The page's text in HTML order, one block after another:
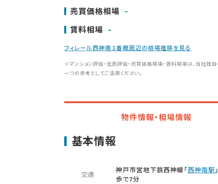
売買価格相場 -
賃料相場 -
フィレール西神南１番館周辺の相場推移を見る
※マンション評価・住民評価・売買価格相場・賃料相場は、当社独
一つの参考としてご活用ください。
物件情報・相場情報
基本情報
交通 神戸市営地下鉄西神線「西神南駅
歩で7分